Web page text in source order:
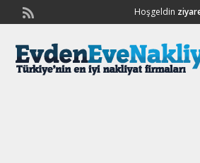
Hoşgeldin